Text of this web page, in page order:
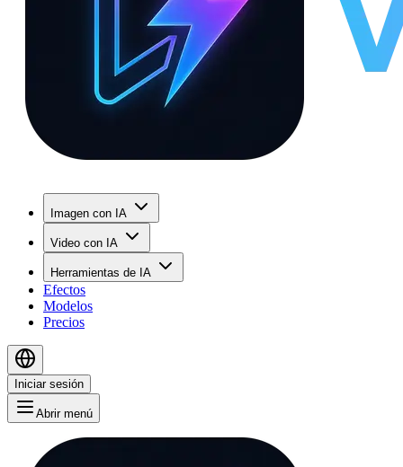
Imagen con IA
Video con IA
Herramientas de IA
Efectos
Modelos
Precios
Iniciar sesión
Abrir menú